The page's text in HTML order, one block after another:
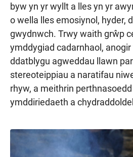
byw yn yr wyllt a lles yn yr
o wella lles emosiynol, hyder,
gwydnwch. Trwy waith grŵp
ymddygiad cadarnhaol,
ddatblygu agweddau llawn
stereoteippiau a naratifau
rhyw, a meithrin
ymddiriedaeth a